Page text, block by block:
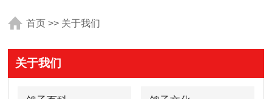
首页 >> 关于我们
关于我们